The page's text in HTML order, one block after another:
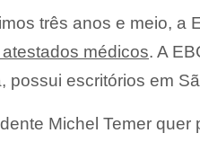
três anos e meio, a
médicos. A
possui escritórios em
Michel Temer